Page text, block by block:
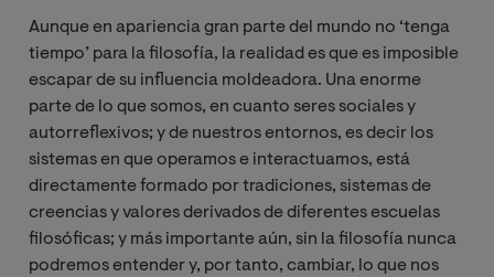
Aunque en apariencia gran parte del mundo no ‘tenga
tiempo’ para la filosofía, la realidad es que es imposible
escapar de su influencia moldeadora. Una enorme
parte de lo que somos, en cuanto seres sociales y
autorreflexivos; y de nuestros entornos, es decir los
sistemas en que operamos e interactuamos, está
directamente formado por tradiciones, sistemas de
creencias y valores derivados de diferentes escuelas
filosóficas; y más importante aún, sin la filosofía nunca
podremos entender y, por tanto, cambiar, lo que nos